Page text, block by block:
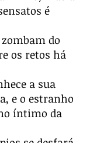
é
do
os retos há
a sua
e o estranho
íntimo da